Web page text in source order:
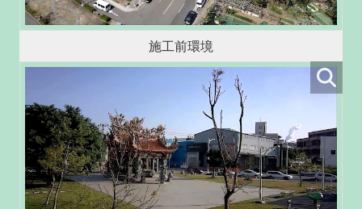
施工前環境